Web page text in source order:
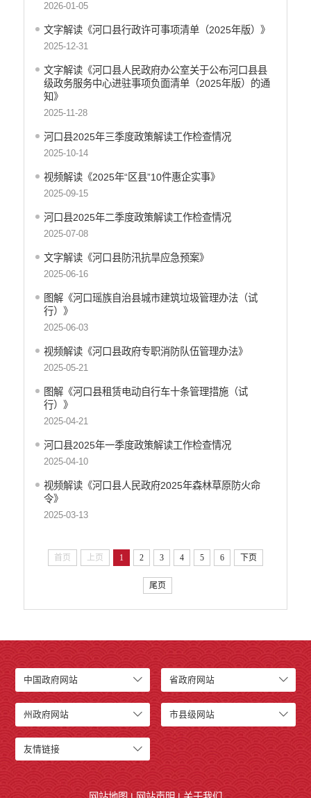
2026-01-05
文字解读《河口县行政许可事项清单（2025年版）》
2025-12-31
文字解读《河口县人民政府办公室关于公布河口县县
级政务服务中心进驻事项负面清单（2025年版）的通
知》
2025-11-28
河口县2025年三季度政策解读工作检查情况
2025-10-14
视频解读《2025年“区县”10件惠企实事》
2025-09-15
河口县2025年二季度政策解读工作检查情况
2025-07-08
文字解读《河口县防汛抗旱应急预案》
2025-06-16
图解《河口瑶族自治县城市建筑垃圾管理办法（试
行）》
2025-06-03
视频解读《河口县政府专职消防队伍管理办法》
2025-05-21
图解《河口县租赁电动自行车十条管理措施（试
行）》
2025-04-21
河口县2025年一季度政策解读工作检查情况
2025-04-10
视频解读《河口县人民政府2025年森林草原防火命
令》
2025-03-13
首页 上页 1 2 3 4 5 6 下页
尾页
中国政府网站 省政府网站
州政府网站 市县级网站
友情链接